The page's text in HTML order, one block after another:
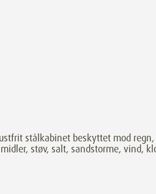
stålkabinet beskyttet mod regn,
støv, salt, sandstorme, vind,